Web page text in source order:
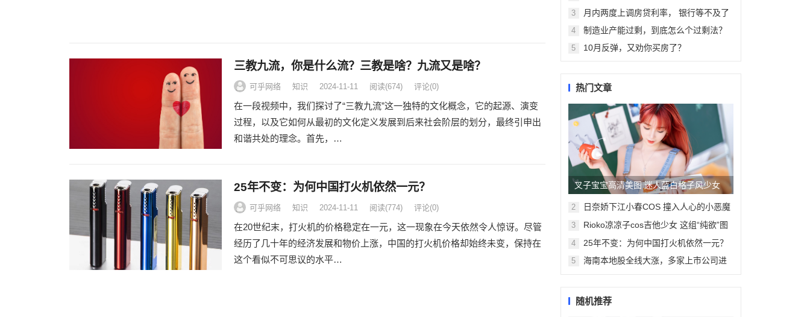
三教九流，你是什么流？三教是啥？九流又是啥？
可乎网络 知识 2024-11-11 阅读(674) 评论(0)
在一段视频中，我们探讨了“三教九流”这一独特的文化概念，它的起源、演变
过程，以及它如何从最初的文化定义发展到后来社会阶层的划分，最终引申出
和谐共处的理念。首先，…
25年不变：为何中国打火机依然一元？
可乎网络 知识 2024-11-11 阅读(774) 评论(0)
在20世纪末，打火机的价格稳定在一元，这一现象在今天依然令人惊讶。尽管
经历了几十年的经济发展和物价上涨，中国的打火机价格却始终未变，保持在
这个看似不可思议的水平…
3 月内两度上调房贷利率， 银行等不及了
4 制造业产能过剩，到底怎么个过剩法？
5 10月反弹，又劝你买房了？
热门文章
叉子宝宝高清美图 迷人蓝白格子风少女
2
日奈娇下江小春COS 撞入人心的小恶魔
3
Rioko凉凉子cos吉他少女 这组“纯欲”图
4 25年不变：为何中国打火机依然一元？
5
海南本地股全线大涨，多家上市公司进
随机推荐